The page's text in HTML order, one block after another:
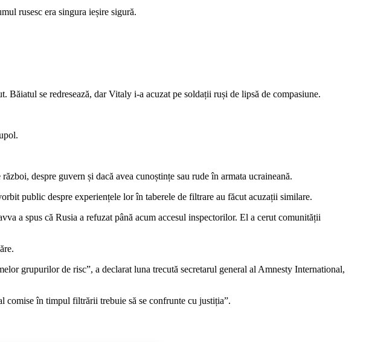
rusesc era singura ieșire sigură.
se redresează, dar Vitaly i-a acuzat pe soldații ruși de lipsă de compasiune.
despre guvern și dacă avea cunoștințe sau rude în armata ucraineană.
public despre experiențele lor în taberele de filtrare au făcut acuzații similare.
a spus că Rusia a refuzat până acum accesul inspectorilor. El a cerut comunității
grupurilor de risc”, a declarat luna trecută secretarul general al Amnesty International,
comise în timpul filtrării trebuie să se confrunte cu justiția”.